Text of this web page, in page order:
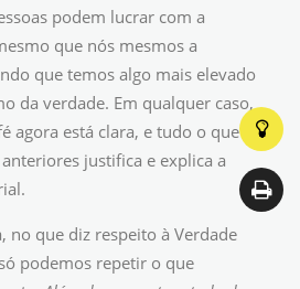
podem lucrar com a
que nós mesmos a
que temos algo mais elevado
da verdade. Em qualquer caso,
agora está clara, e tudo o que
justifica e explica a
no que diz respeito à Verdade
podemos repetir o que